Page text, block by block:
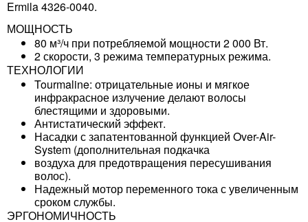
Ermila 4326-0040.
МОЩНОСТЬ
80 м³/ч при потребляемой мощности 2 000 Вт.
2 скорости, 3 режима температурных режима.
ТЕХНОЛОГИИ
Tourmaline: отрицательные ионы и мягкое
инфракрасное излучение делают волосы
блестящими и здоровыми.
Антистатический эффект.
Насадки с запатентованной функцией Over-Air-
System (дополнительная подкачка
воздуха для предотвращения пересушивания
волос).
Надежный мотор переменного тока с увеличенным
сроком службы.
ЭРГОНОМИЧНОСТЬ